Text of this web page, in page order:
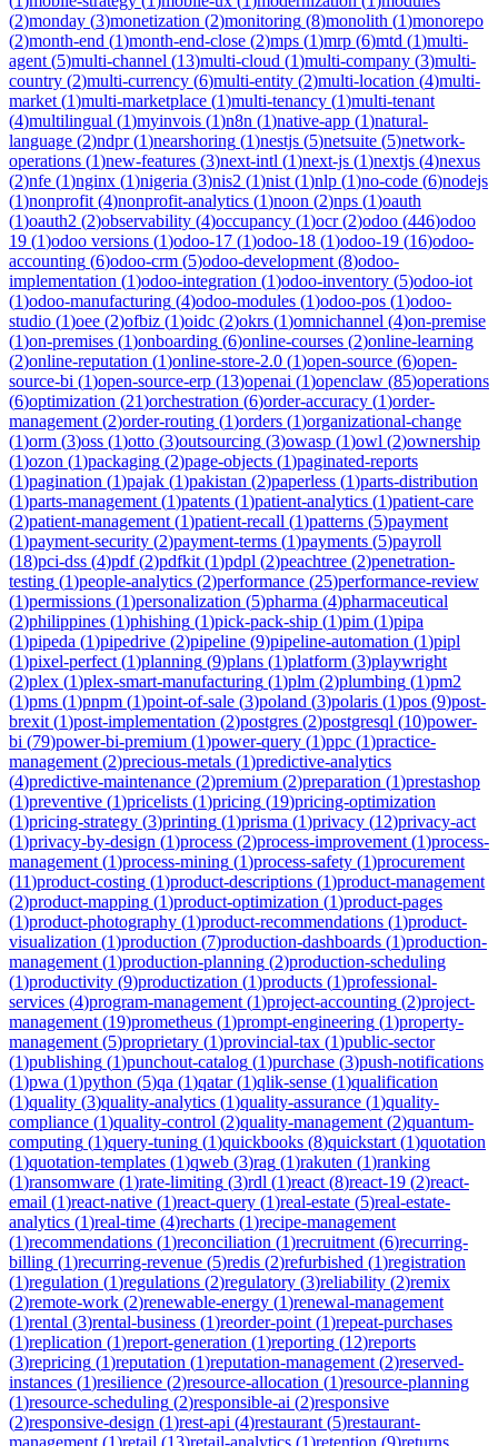
(2)monday (3)monetization (2)monitoring (8)monolith (1)monorepo
(2)month-end (1)month-end-close (2)mps (1)mrp (6)mtd (1)multi-
agent (5)multi-channel (13)multi-cloud (1)multi-company (3)multi-
country (2)multi-currency (6)multi-entity (2)multi-location (4)multi-
market (1)multi-marketplace (1)multi-tenancy (1)multi-tenant
(4)multilingual (1)myinvois (1)n8n (1)native-app (1)natural-
language (2)ndpr(1)nearshoring (1)nestjs (5)netsuite (5)network-
operations (1)new-features (3)next-intl (1)next-js (1)nextjs (4)nexus
(2)nfe (1)nginx (1)nigeria (3)nis2 (1)nist (1)nlp (1)no-code (6)nodejs
(1)nonprofit (4)nonprofit-analytics (1)noon (2)nps (1)oauth
(1)oauth2 (2)observability (4)occupancy (1)ocr(2)odoo (446)odoo
19 (1)odoo versions (1)odoo-17 (1)odoo-18 (1)odoo-19 (16)odoo-
accounting (6)odoo-crm (5)odoo-development (8)odoo-
implementation (1)odoo-integration (1)odoo-inventory (5)odoo-iot
(1)odoo-manufacturing (4)odoo-modules (1)odoo-pos (1)odoo-
studio (1)oee (2)ofbiz (1)oidc (2)okrs (1)omnichannel (4)on-premise
(1)on-premises (1)onboarding (6)online-courses (2)online-learning
(2)online-reputation (1)online-store-2.0 (1)open-source (6)open-
source-bi (1)open-source-erp (13)openai (1)openclaw (85)operations
(6)optimization (21)orchestration (6)order-accuracy (1)order-
management (2)order-routing (1)orders (1)organizational-change
(1)orm (3)oss (1)otto (3)outsourcing (3)owasp (1)owl (2)ownership
(1)ozon (1)packaging (2)page-objects (1)paginated-reports
(1)pagination (1)pajak (1)pakistan (2)paperless (1)parts-distribution
(1)parts-management (1)patents (1)patient-analytics (1)patient-care
(2)patient-management (1)patient-recall (1)patterns (5)payment
(1)payment-security (2)payment-terms (1)payments (5)payroll
(18)pci-dss (4)pdf(2)pdfkit (1)pdpl (2)peachtree (2)penetration-
testing (1)people-analytics (2)performance (25)performance-review
(1)permissions (1)personalization (5)pharma (4)pharmaceutical
(2)philippines (1)phishing (1)pick-pack-ship (1)pim (1)pipa
(1)pipeda (1)pipedrive (2)pipeline (9)pipeline-automation (1)pipl
(1)pixel-perfect (1)planning (9)plans (1)platform (3)playwright
(2)plex (1)plex-smart-manufacturing (1)plm (2)plumbing (1)pm2
(1)pms (1)pnpm (1)point-of-sale (3)poland (3)polaris (1)pos (9)post-
brexit (1)post-implementation (2)postgres (2)postgresql (10)power-
bi (79)power-bi-premium (1)power-query (1)ppc (1)practice-
management (2)precious-metals (1)predictive-analytics
(4)predictive-maintenance (2)premium (2)preparation (1)prestashop
(1)preventive (1)pricelists (1)pricing (19)pricing-optimization
(1)pricing-strategy (3)printing (1)prisma (1)privacy (12)privacy-act
(1)privacy-by-design (1)process (2)process-improvement (1)process-
management (1)process-mining (1)process-safety (1)procurement
(11)product-costing (1)product-descriptions (1)product-management
(2)product-mapping (1)product-optimization (1)product-pages
(1)product-photography (1)product-recommendations (1)product-
visualization (1)production (7)production-dashboards (1)production-
management (1)production-planning (2)production-scheduling
(1)productivity (9)productization (1)products (1)professional-
services (4)program-management (1)project-accounting (2)project-
management (19)prometheus (1)prompt-engineering (1)property-
management (5)proprietary (1)provincial-tax (1)public-sector
(1)publishing (1)punchout-catalog (1)purchase (3)push-notifications
(1)pwa (1)python (5)qa (1)qatar(1)qlik-sense (1)qualification
(1)quality (3)quality-analytics (1)quality-assurance (1)quality-
compliance (1)quality-control (2)quality-management (2)quantum-
computing (1)query-tuning (1)quickbooks (8)quickstart (1)quotation
(1)quotation-templates (1)qweb (3)rag (1)rakuten (1)ranking
(1)ransomware (1)rate-limiting (3)rdl (1)react (8)react-19 (2)react-
email (1)react-native (1)react-query (1)real-estate (5)real-estate-
analytics (1)real-time (4)recharts (1)recipe-management
(1)recommendations (1)reconciliation (1)recruitment (6)recurring-
billing (1)recurring-revenue (5)redis (2)refurbished (1)registration
(1)regulation (1)regulations (2)regulatory (3)reliability (2)remix
(2)remote-work (2)renewable-energy (1)renewal-management
(1)rental (3)rental-business (1)reorder-point (1)repeat-purchases
(1)replication (1)report-generation (1)reporting (12)reports
(3)repricing (1)reputation (1)reputation-management (2)reserved-
instances (1)resilience (2)resource-allocation (1)resource-planning
(1)resource-scheduling (2)responsible-ai (2)responsive
(2)responsive-design (1)rest-api (4)restaurant (5)restaurant-
management (1)retail (13)retail-analytics (1)retention (9)returns